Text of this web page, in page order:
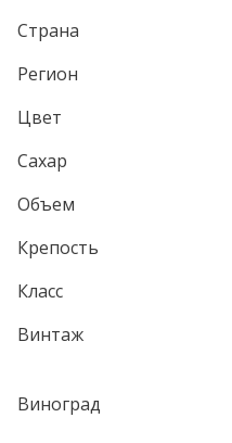
Страна
Регион
Цвет
Сахар
Объем
Крепость
Класс
Винтаж
Виноград